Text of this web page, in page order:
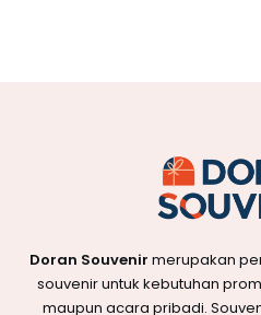
Doran Souvenir merupakan
souvenir untuk kebutuhan
maupun acara pribadi.